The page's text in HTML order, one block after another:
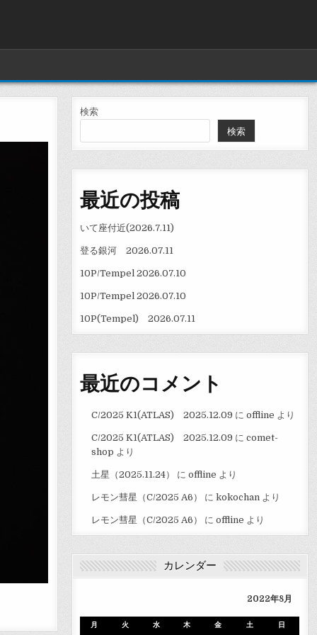
検索
検索
最近の投稿
いて座付近(2026.7.11)
登る銀河 2026.07.11
10P/Tempel 2026.07.10
10P/Tempel 2026.07.10
10P(Tempel) 2026.07.11
最近のコメント
C/2025 K1(ATLAS) 2025.12.09 に offline より
C/2025 K1(ATLAS) 2025.12.09 に comet-
shop より
土星（2025.11.24） に offline より
レモン彗星（C/2025 A6） に kokochanより
レモン彗星（C/2025 A6） に offline より
カレンダー
2022年8月
月 火 水 木 金 土 日